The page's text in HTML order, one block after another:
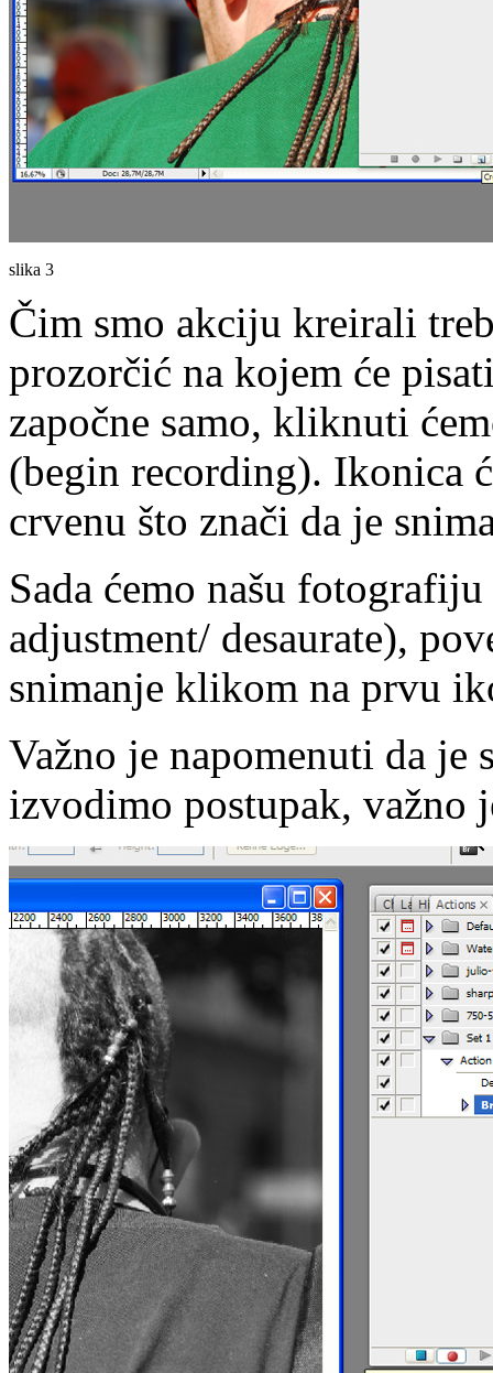
slika 3
Čim smo akciju kreirali
prozorčić na kojem će
započne samo, kliknuti
(begin recording). Ikonica
crvenu što znači da je
Sada ćemo našu
adjustment/ desaurate),
snimanje klikom na prvu
Važno je napomenuti da
izvodimo postupak, važno